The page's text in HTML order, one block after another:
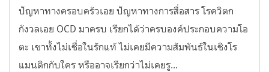
ปัญหาทางครอบครัวเอย ปัญหาทางการสื่อสาร โรควิตก
กังวลเอย OCD มาครบ เรียกได้ว่าครบองค์ประกอบความโอ
ตะ เขาทั้งไม่เชื่อในรักแท้ ไม่เคยมีความสัมพันธ์ในเชิงโร
แมนติกกับใคร หรืออาจเรียกว่าไม่เคยรู...